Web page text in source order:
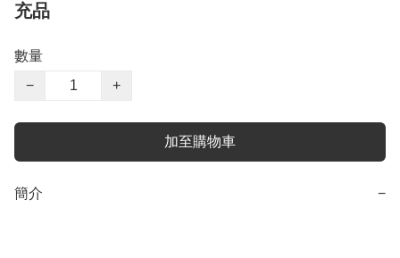
充品
數量
−
+
加至購物車
簡介 −